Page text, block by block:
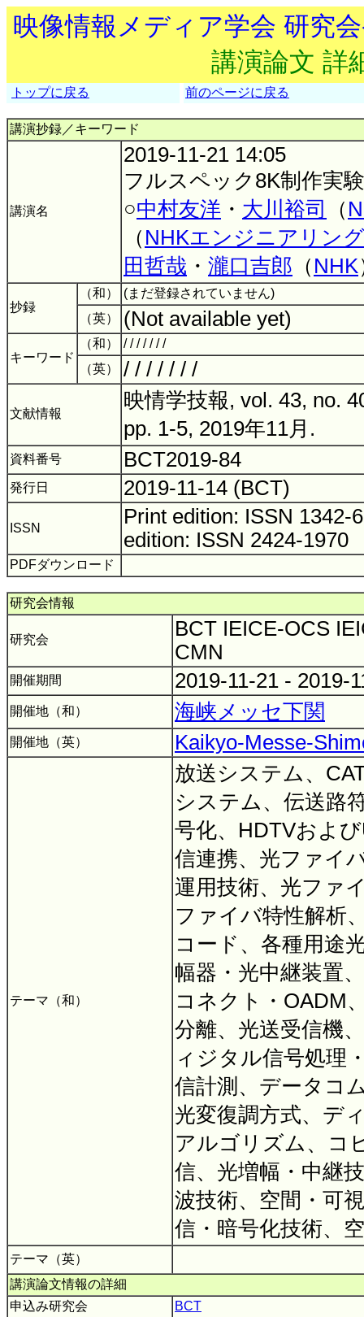
映像情報メディア学会 研究
講演論文 詳
トップに戻る 前のページに戻る
講演抄録／キーワード
講演名
2019-11-21 14:05
フルスペック8K制作実
○中村友洋 ・ 大川裕司 （
（ NHKエンジニアリン
田哲哉 ・ 瀧口吉郎 （ NHK
抄録
（和）
(まだ登録されていません)
（英）
(Not available yet)
キーワード
（和）
/ / / / / / /
（英）
/ / / / / / /
文献情報
映情学技報, vol. 43, no.
pp. 1-5, 2019年11月.
資料番号 BCT2019-84
発行日 2019-11-14 (BCT)
ISSN
Print edition: ISSN
edition: ISSN 2424-1970
PDFダウンロード
研究会情報
研究会
BCT IEICE-OCS
CMN
開催期間 2019-11-21 - 2019-
開催地（和） 海峡メッセ下関
開催地（英） Kaikyo-Messe-
テーマ（和）
放送システム、
システム、伝送路
号化、HDTVおよ
信連携、光ファイ
運用技術、光ファ
ファイバ特性解析
コード、各種用途
幅器・光中継装置
コネクト・OADM
分離、光送受信機
ィジタル信号処理
信計測、データコ
光変復調方式、デ
アルゴリズム、コ
信、光増幅・中継
波技術、空間・可
信・暗号化技術、
テーマ（英）
講演論文情報の詳細
申込み研究会
BCT